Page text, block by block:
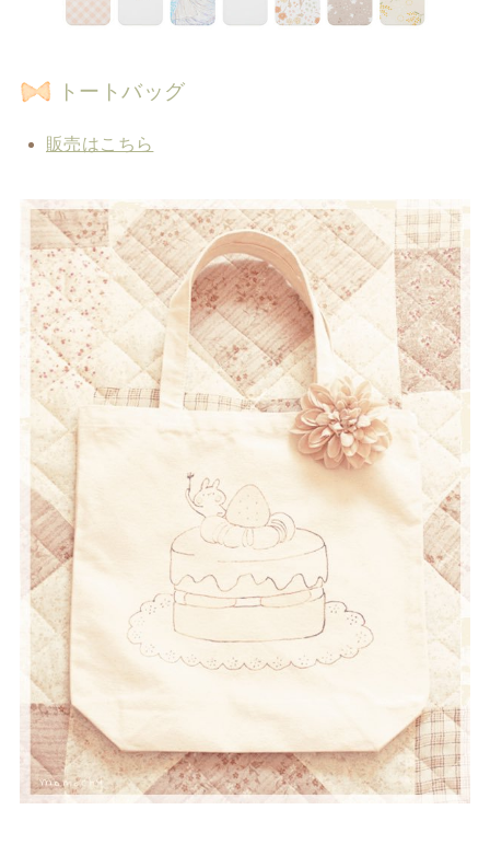
トートバッグ
販売はこちら